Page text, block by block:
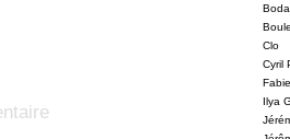
Clo
Cyril
Ilya